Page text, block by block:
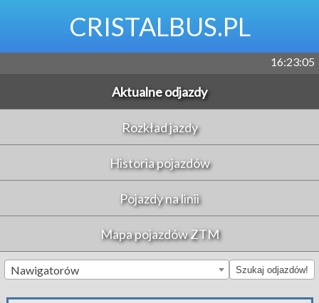
CRISTALBUS.PL
16:23:05
Aktualne odjazdy
Rozkład jazdy
Historia pojazdów
Pojazdy na linii
Mapa pojazdów ZTM
Nawigatorów Szukaj odjazdów!